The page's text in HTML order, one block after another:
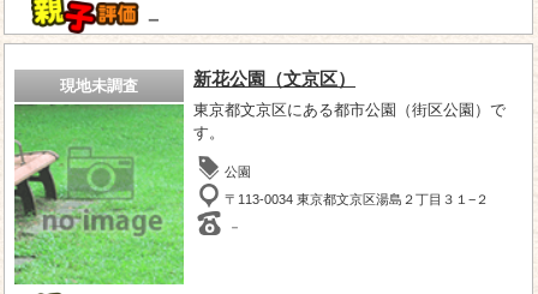
－
現地未調査 新花公園（文京区）
東京都文京区にある都市公園（街区公園）で
す。
公園
〒113-0034 東京都文京区湯島２丁目３１−２
－